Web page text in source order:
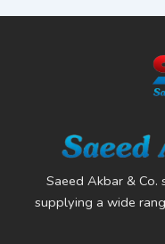
Saeed Akbar & Co.
supplying a wide